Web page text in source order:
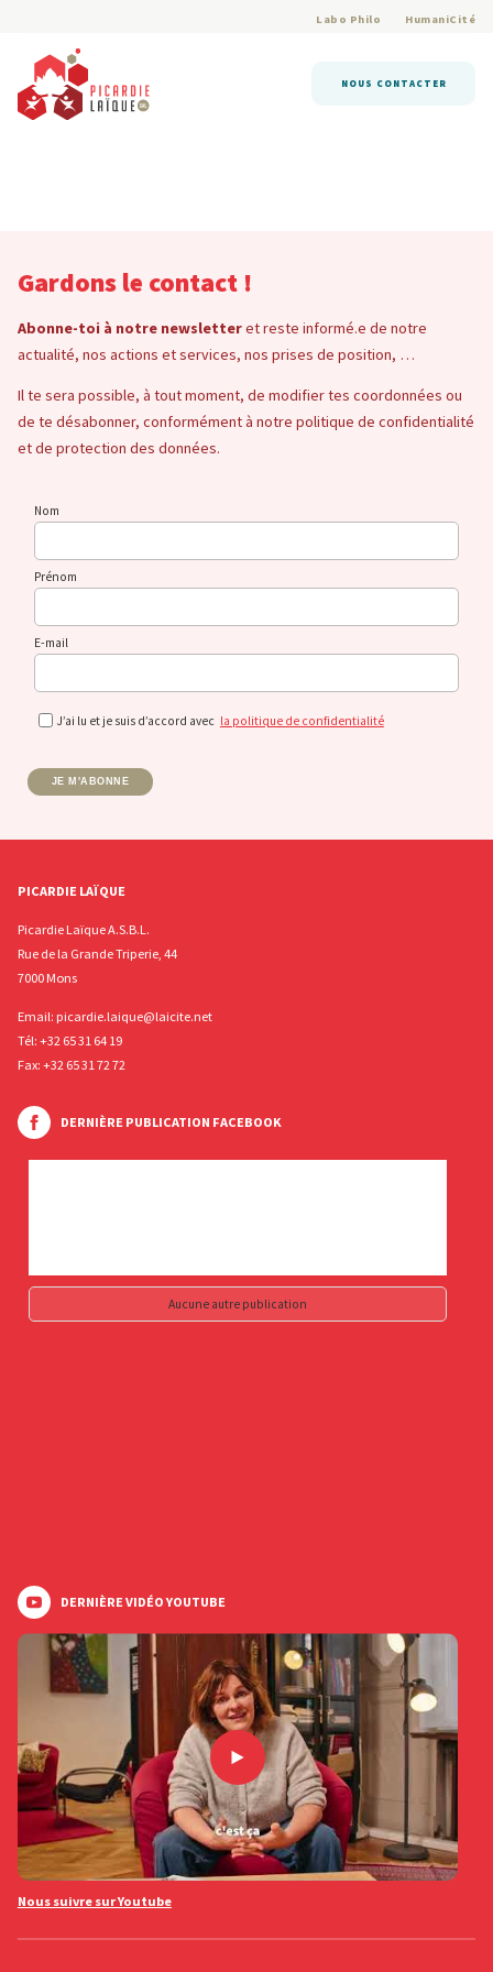
Labo Philo HumaniCité
NOUS CONTACTER
Gardons le contact !
Abonne-toi à notre newsletteret reste informé.e de notre
actualité, nos actions et services, nos prises de position, …
Il te sera possible, à tout moment, de modifier tes coordonnées ou
de te désabonner, conformément à notre politique de confidentialité
et de protection des données.
Nom
Prénom
E-mail
J’ai lu et je suis d’accord avec la politique de confidentialité
JE M'ABONNE
PICARDIE LAÏQUE
Picardie Laïque A.S.B.L.
Rue de la Grande Triperie, 44
7000 Mons
Email: picardie.laique@laicite.net
Tél: +32 65 31 64 19
Fax: +32 65 31 72 72
DERNIÈRE PUBLICATION FACEBOOK
Aucune autre publication
DERNIÈRE VIDÉO YOUTUBE
Nous suivre sur Youtube